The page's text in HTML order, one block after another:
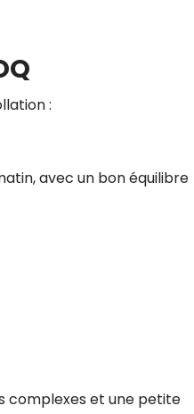
:
avec un bon équilibre
complexes et une petite